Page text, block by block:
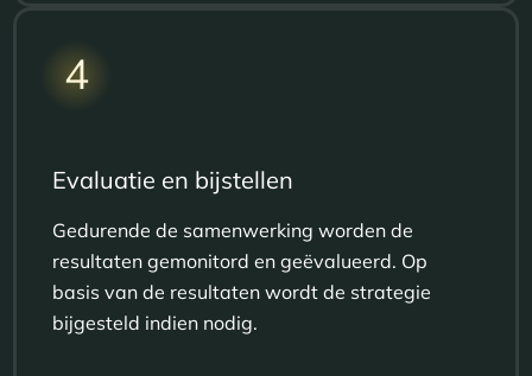
4
Evaluatie en bijstellen
Gedurende de samenwerking worden de
resultaten gemonitord en geëvalueerd. Op
basis van de resultaten wordt de strategie
bijgesteld indien nodig.